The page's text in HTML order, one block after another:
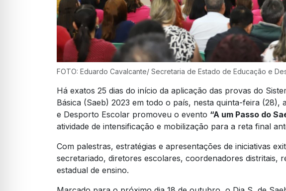
FOTO: Eduardo Cavalcante/ Secretaria de Estado de Educação e
Há exatos 25 dias do início da aplicação das provas do
Básica (Saeb) 2023 em todo o país, nesta quinta-feira (28),
e Desporto Escolar promoveu o evento “A um Passo do
atividade de intensificação e mobilização para a reta final
Com palestras, estratégias e apresentações de iniciativas
secretariado, diretores escolares, coordenadores distritais,
estadual de ensino.